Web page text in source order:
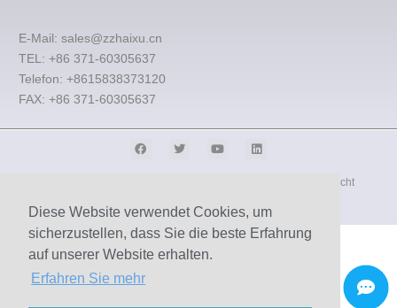
Diese Website verwendet Cookies, um
sicherzustellen, dass Sie die beste Erfahrung
auf unserer Website erhalten.
Erfahren Sie mehr
E-Mail: sales@zzhaixu.cn
TEL: +86 371-60305637
Telefon: +8615838373120
FAX: +86 371-60305637
© 2009-2020 Zhengzhou Haixu Abrasives Co., Ltd. Urheberrecht
Seitenverzeichnis